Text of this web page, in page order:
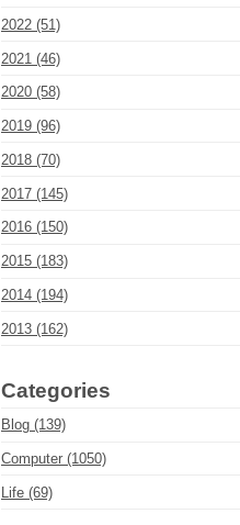
2022 (51)
2021 (46)
2020 (58)
2019 (96)
2018 (70)
2017 (145)
2016 (150)
2015 (183)
2014 (194)
2013 (162)
Categories
Blog (139)
Computer (1050)
Life (69)